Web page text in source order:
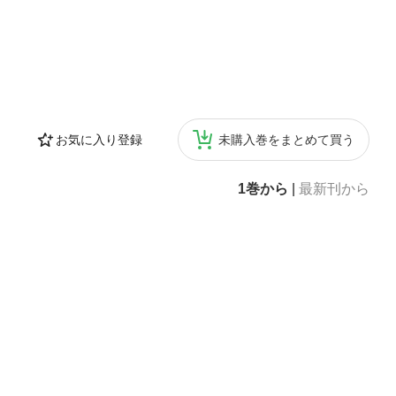
お気に入り登録 未購入巻をまとめて買う
1巻から 最新刊から